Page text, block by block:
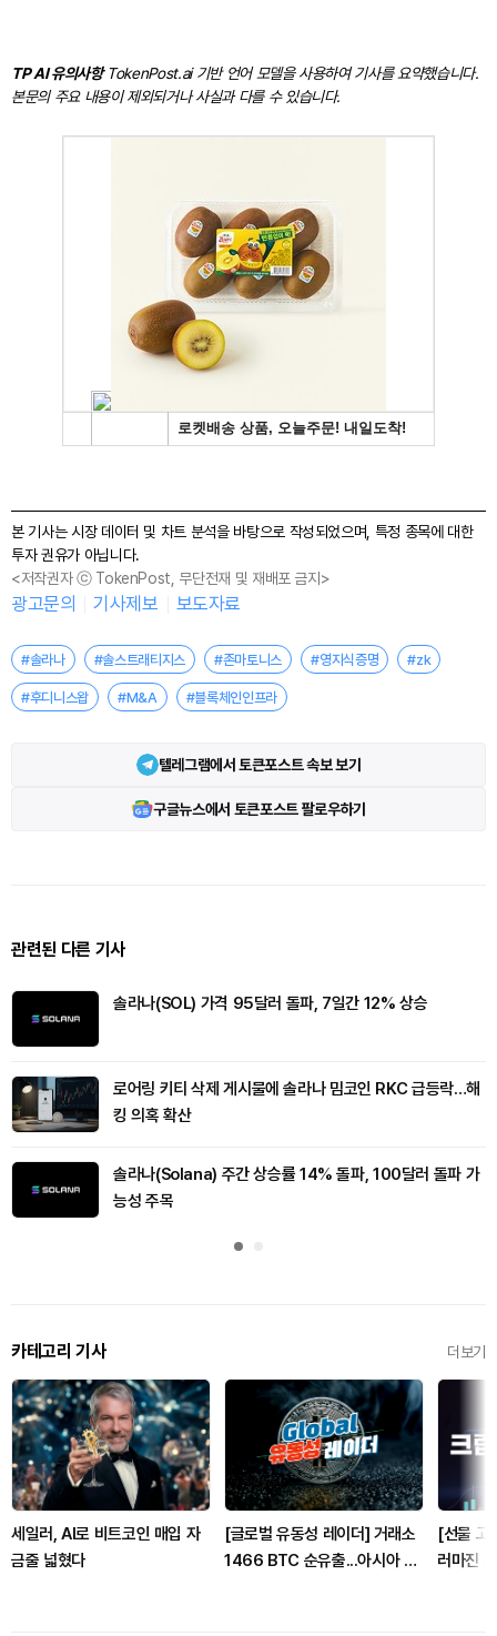
TP AI 유의사항TokenPost.ai 기반 언어 모델을 사용하여 기사를 요약했습니다.
본문의 주요 내용이 제외되거나 사실과 다를 수 있습니다.
본 기사는 시장 데이터 및 차트 분석을 바탕으로 작성되었으며, 특정 종목에 대한
투자 권유가 아닙니다.
<저작권자 ⓒ TokenPost, 무단전재 및 재배포 금지>
광고문의 기사제보 보도자료
#솔라나 #솔스트래티지스 #존마토니스 #영지식증명 #zk
#후디니스왑 #M&A #블록체인인프라
텔레그램에서 토큰포스트 속보 보기
구글뉴스에서 토큰포스트 팔로우하기
관련된 다른 기사
솔라나(SOL) 가격 95달러 돌파, 7일간 12% 상승
로어링 키티 삭제 게시물에 솔라나 밈코인 RKC 급등락…해
킹 의혹 확산
솔라나(Solana) 주간 상승률 14% 돌파, 100달러 돌파 가
능성 주목
카테고리 기사 더보기
세일러, AI로 비트코인 매입 자
금줄 넓혔다
[글로벌 유동성 레이더] 거래소
1466 BTC 순유출...아시아 거
[선물 고
러마진